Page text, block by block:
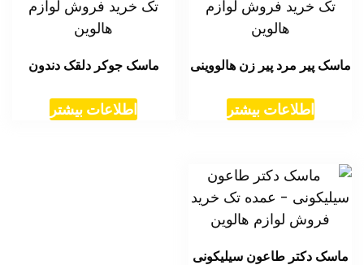
ماسک پیر مرد پیر زن هالووینی
اطلاعات بیشتر
ماسک جوکر دلقک دندون
اطلاعات بیشتر
ماسک دکتر طاعون سیلیکونی